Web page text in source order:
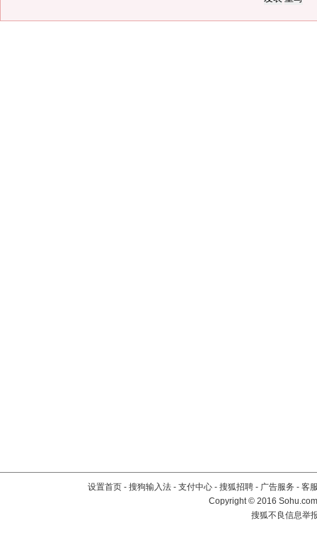
设置首页 - 搜狗输入法 - 支付中心 - 搜狐招聘 - 广告服务 - 客
Copyright©2016
搜狐不良信息举